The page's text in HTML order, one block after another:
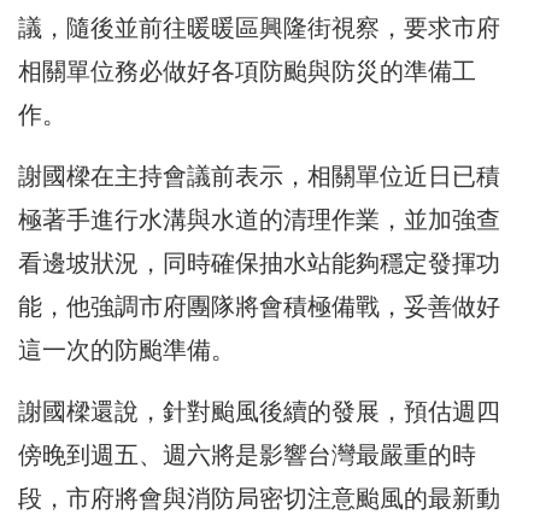
議，隨後並前往暖暖區興隆街視察，要求市府
相關單位務必做好各項防颱與防災的準備工
作。
謝國樑在主持會議前表示，相關單位近日已積
極著手進行水溝與水道的清理作業，並加強查
看邊坡狀況，同時確保抽水站能夠穩定發揮功
能，他強調市府團隊將會積極備戰，妥善做好
這一次的防颱準備。
謝國樑還說，針對颱風後續的發展，預估週四
傍晚到週五、週六將是影響台灣最嚴重的時
段，市府將會與消防局密切注意颱風的最新動